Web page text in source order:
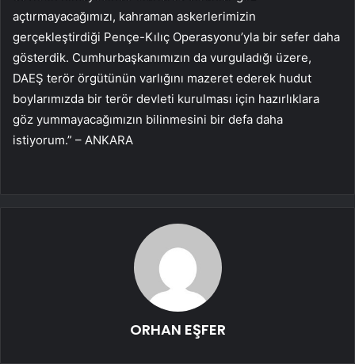
açtırmayacağımızı, kahraman askerlerimizin
gerçekleştirdiği Pençe-Kılıç Operasyonu’yla bir sefer daha
gösterdik. Cumhurbaşkanımızın da vurguladığı üzere,
DAEŞ terör örgütünün varlığını mazeret ederek hudut
boylarımızda bir terör devleti kurulması için hazırlıklara
göz yummayacağımızın bilinmesini bir defa daha
istiyorum.” – ANKARA
ORHAN EŞFER